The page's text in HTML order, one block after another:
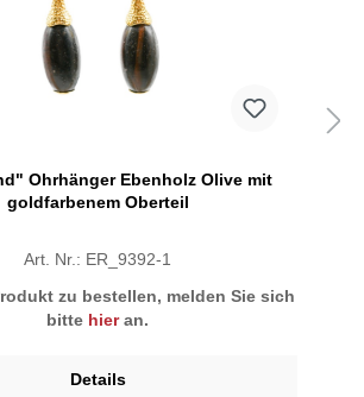
Ohrhänger Ebenholz Olive mit
goldfarbenem Oberteil
Art. Nr.: ER_9392-1
zu bestellen, melden Sie sich
bitte hieran.
Details